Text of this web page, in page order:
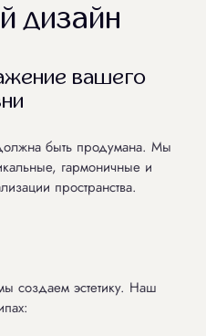
дизайн
вашего
быть продумана. Мы
гармоничные и
пространства.
создаем эстетику. Наш